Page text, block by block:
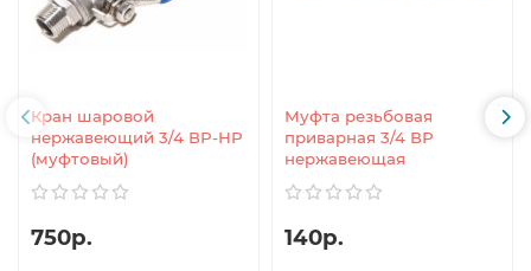
Кран шаровой
нержавеющий 3/4 ВР-НР
(муфтовый)
750р.
Муфта резьбовая
приварная 3/4 ВР
нержавеющая
140р.